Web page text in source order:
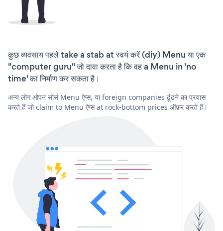
कुछ व्यवसाय पहले take a stab at स्वयं करें (diy) Menu या एक
"computer guru" जो दावा करता है कि वह a Menu in 'no
time' का निर्माण कर सकता है।
अन्य लोग ओपन सोर्स Menu ऐप्स, या foreign companies ढूंढने का प्रयास
करते हैं जो claim to Menu ऐप्स at rock-bottom prices ऑफ़र करते हैं।